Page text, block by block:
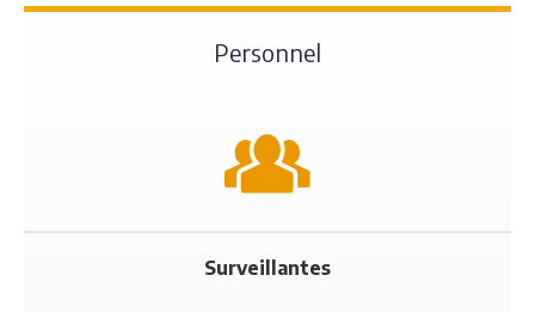
Personnel
Surveillantes